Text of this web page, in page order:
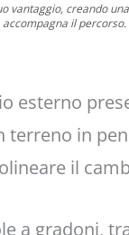
vantaggio, creando
accompagna il percorso.
esterno
terreno in
il
a gradoni,